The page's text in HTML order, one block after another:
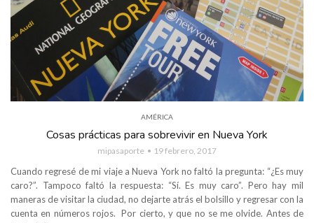
AMÉRICA
Cosas prácticas para sobrevivir en Nueva York
mipasaporte 19 febrero, 2017
Cuando regresé de mi viaje a Nueva York no faltó la pregunta: “¿Es muy
caro?”. Tampoco faltó la respuesta: “Sí. Es muy caro”. Pero hay mil
maneras de visitar la ciudad, no dejarte atrás el bolsillo y regresar con la
cuenta en números rojos. Por cierto, y que no se me olvide. Antes de